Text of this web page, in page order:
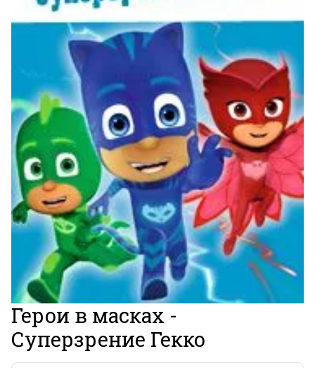
Герои в масках -
Суперзрение Гекко